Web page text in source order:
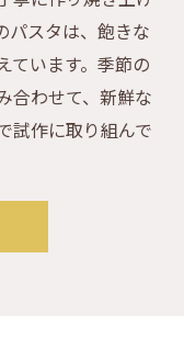
パスタは、飽きな
ています。季節の
合わせて、新鮮な
試作に取り組んで